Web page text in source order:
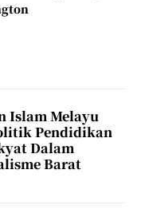
Islam Melayu
Pendidikan
Dalam
Barat